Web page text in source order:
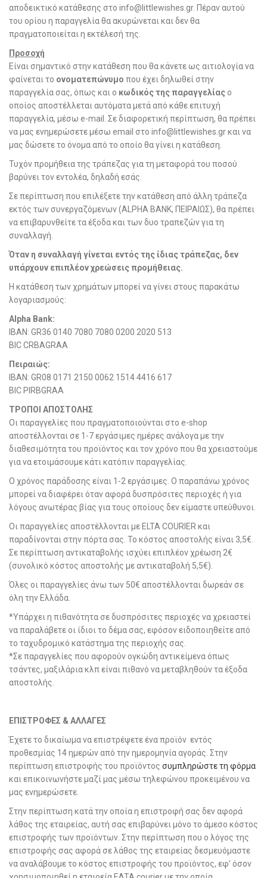
αποδεικτικό κατάθεσης στο info@littlewishes.gr. Πέραν αυτού
του ορίου η παραγγελία θα ακυρώνεται και δεν θα
πραγματοποιείται η εκτέλεσή της.
Προσοχή
Είναι σημαντικό στην κατάθεση που θα κάνετε ως αιτιολογία να
φαίνεται το ονοματεπώνυμο που έχει δηλωθεί στην
παραγγελία σας, όπως και ο κωδικός της παραγγελίας ο
οποίος αποστέλλεται αυτόματα μετά από κάθε επιτυχή
παραγγελία, μέσω e-mail. Σε διαφορετική περίπτωση, θα πρέπει
να μας ενημερώσετε μέσω email στο info@littlewishes.gr και να
μας δώσετε το όνομα από το οποίο θα γίνει η κατάθεση.
Τυχόν προμήθεια της τράπεζας για τη μεταφορά του ποσού
βαρύνει τον εντολέα, δηλαδή εσάς.
Σε περίπτωση που επιλέξετε την κατάθεση από άλλη τράπεζα
εκτός των συνεργαζόμενων (ALPHA BANK, ΠΕΙΡΑΙΩΣ), θα πρέπει
να επιβαρυνθείτε τα έξοδα και των δυο τραπεζών για τη
συναλλαγή.
Όταν η συναλλαγή γίνεται εντός της ίδιας τράπεζας, δεν
υπάρχουν επιπλέον χρεώσεις προμήθειας.
Η κατάθεση των χρημάτων μπορεί να γίνει στους παρακάτω
λογαριασμούς:
Alpha Bank:
IBAN: GR36 0140 7080 7080 0200 2020 513
BIC CRBAGRAA
Πειραιώς:
IBAN: GR08 0171 2150 0062 1514 4416 617
BIC PIRBGRAA
ΤΡΟΠΟΙ ΑΠΟΣΤΟΛΗΣ
Οι παραγγελίες που πραγματοποιούνται στο e-shop
αποστέλλονται σε 1-7 εργάσιμες ημέρες ανάλογα με την
διαθεσιμότητα του προϊόντος και τον χρόνο που θα χρειαστούμε
για να ετοιμάσουμε κάτι κατόπιν παραγγελίας.
Ο χρόνος παράδοσης είναι 1-2 εργάσιμες. Ο παραπάνω χρόνος
μπορεί να διαφέρει όταν αφορά δυσπρόσιτες περιοχές ή για
λόγους ανωτέρας βίας για τους οποίους δεν είμαστε υπεύθυνοι.
Οι παραγγελίες αποστέλλονται με ELTA COURIER και
παραδίνονται στην πόρτα σας. Το κόστος αποστολής είναι 3,5€.
Σε περίπτωση αντικαταβολής ισχύει επιπλέον χρέωση 2€
(συνολικό κόστος αποστολής με αντικαταβολή 5,5€).
Όλες οι παραγγελίες άνω των 50€ αποστέλλονται δωρεάν σε
όλη την Ελλάδα.
*Υπάρχει η πιθανότητα σε δυσπρόσιτες περιοχές να χρειαστεί
να παραλάβετε οι ίδιοι το δέμα σας, εφόσον ειδοποιηθείτε από
το ταχυδρομικό κατάστημα της περιοχής σας.
*Σε παραγγελίες που αφορούν ογκώδη αντικείμενα όπως
τσάντες, μαξιλάρια κλπ είναι πιθανό να μεταβληθούν τα έξοδα
αποστολής.
ΕΠΙΣΤΡΟΦΕΣ & ΑΛΛΑΓΕΣ
Έχετε το δικαίωμα να επιστρέψετε ένα προϊόν εντός
προθεσμίας 14 ημερών από την ημερομηνία αγοράς. Στην
περίπτωση επιστροφής του προϊόντος συμπληρώστε τη φόρμα
και επικοινωνήστε μαζί μας μέσω τηλεφώνου προκειμένου να
μας ενημερώσετε.
Στην περίπτωση κατά την οποία η επιστροφή σας δεν αφορά
λάθος της εταιρείας, αυτή σας επιβαρύνει μόνο το άμεσο κόστος
επιστροφής των προϊόντων. Στην περίπτωση που ο λόγος της
επιστροφής σας αφορά σε λάθος της εταιρείας δεσμευόμαστε
να αναλάβουμε το κόστος επιστροφής του προϊόντος, εφ’ όσον